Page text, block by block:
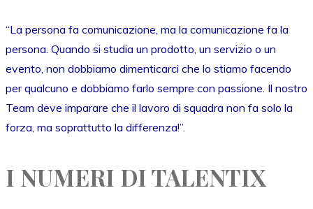
“La persona fa comunicazione, ma la comunicazione fa la
persona. Quando si studia un prodotto, un servizio o un
evento, non dobbiamo dimenticarci che lo stiamo facendo
per qualcuno e dobbiamo farlo sempre con passione. Il nostro
Team deve imparare che il lavoro di squadra non fa solo la
forza, ma soprattutto la differenza!”.
I NUMERI DI TALENTIX